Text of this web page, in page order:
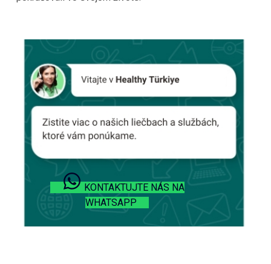
KONTAKTUJTE NÁS NA
WHATSAPP